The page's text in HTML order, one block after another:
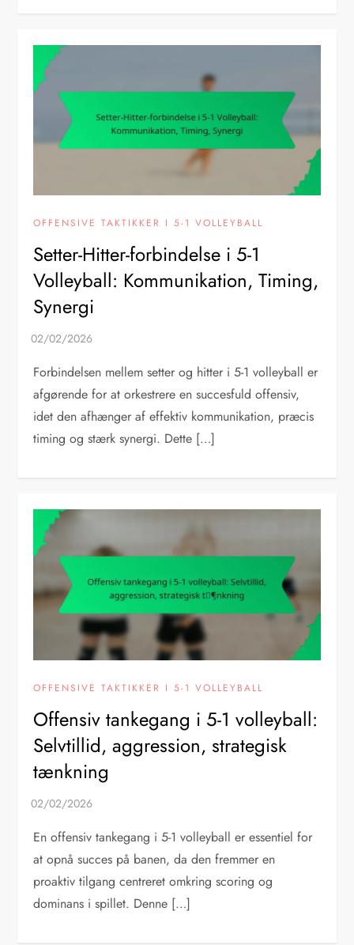
OFFENSIVE TAKTIKKER I 5-1 VOLLEYBALL
Setter-Hitter-forbindelse i 5-1
Volleyball: Kommunikation, Timing,
Synergi
Forbindelsen mellem setter og hitter i 5-1 volleyball er
afgørende for at orkestrere en succesfuld offensiv,
idet den afhænger af effektiv kommunikation, præcis
timing og stærk synergi. Dette […]
OFFENSIVE TAKTIKKER I 5-1 VOLLEYBALL
Offensiv tankegang i 5-1 volleyball:
Selvtillid, aggression, strategisk
tænkning
En offensiv tankegang i 5-1 volleyball er essentiel for
at opnå succes på banen, da den fremmer en
proaktiv tilgang centreret omkring scoring og
dominans i spillet. Denne […]